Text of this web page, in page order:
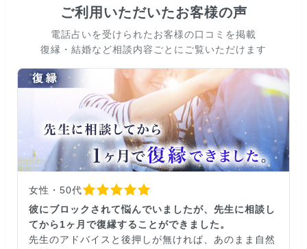
ご利用いただいたお客様の声
電話占いを受けられたお客様の口コミを掲載
復縁・結婚など相談内容ごとにご覧いただけます
女性・50代
彼にブロックされて悩んでいましたが、先生に相談し
てから1ヶ月で復縁することができました。
先生のアドバイスと後押しが無ければ、あのまま自然